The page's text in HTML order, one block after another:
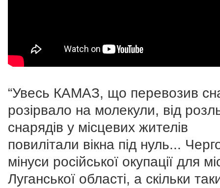
“Увесь КАМАЗ, що перевозив
розірвало на молекули, від
снарядів у місцевих жителів
повилітали вікна під нуль...
мінуси російської окупації для
Луганської області, а скільки